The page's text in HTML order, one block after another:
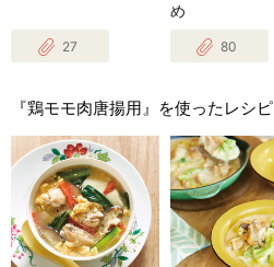
27
め
80
『鶏モモ肉唐揚用』を使ったレシピ